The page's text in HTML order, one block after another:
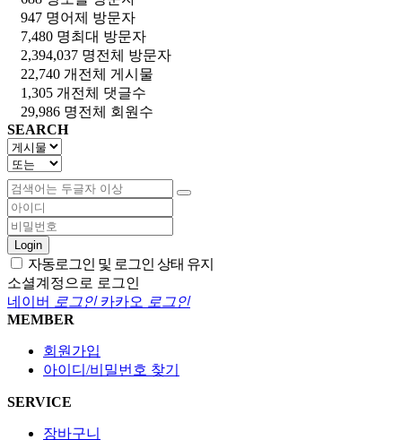
947 명어제 방문자
7,480 명최대 방문자
2,394,037 명전체 방문자
22,740 개 전체 게시물
1,305 개 전체 댓글수
29,986 명전체 회원수
SEARCH
Login
자동로그인 및 로그인 상태 유지
소셜계정으로 로그인
네이버
로그인 카카오 로그인
MEMBER
회원가입
아이디/비밀번호 찾기
SERVICE
장바구니